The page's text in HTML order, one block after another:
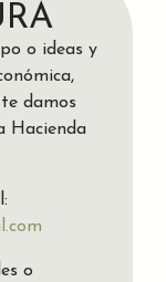
o ideas y
damos
Hacienda
o